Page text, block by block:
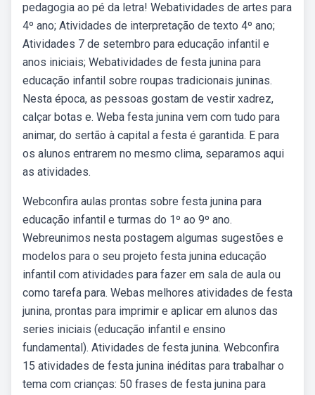
pedagogia ao pé da letra! Webatividades de artes para
4º ano; Atividades de interpretação de texto 4º ano;
Atividades 7 de setembro para educação infantil e
anos iniciais; Webatividades de festa junina para
educação infantil sobre roupas tradicionais juninas.
Nesta época, as pessoas gostam de vestir xadrez,
calçar botas e. Weba festa junina vem com tudo para
animar, do sertão à capital a festa é garantida. E para
os alunos entrarem no mesmo clima, separamos aqui
as atividades.
Webconfira aulas prontas sobre festa junina para
educação infantil e turmas do 1º ao 9º ano.
Webreunimos nesta postagem algumas sugestões e
modelos para o seu projeto festa junina educação
infantil com atividades para fazer em sala de aula ou
como tarefa para. Webas melhores atividades de festa
junina, prontas para imprimir e aplicar em alunos das
series iniciais (educação infantil e ensino
fundamental). Atividades de festa junina. Webconfira
15 atividades de festa junina inéditas para trabalhar o
tema com crianças: 50 frases de festa junina para